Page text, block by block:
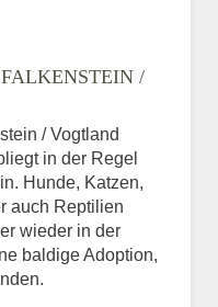
/
/ Vogtland
in der Regel
Hunde, Katzen,
auch Reptilien
wieder in der
baldige Adoption,